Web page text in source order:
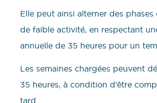
Elle peut ainsi alterner des
de faible activité, en respectant
annuelle de 35 heures pour un
Les semaines chargées peuvent
35 heures, à condition d’être
tard.